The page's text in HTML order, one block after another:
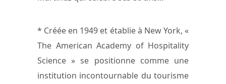
* Créée en 1949 et établie à New York, «
The American Academy of Hospitality
Science » se positionne comme une
institution incontournable du tourisme